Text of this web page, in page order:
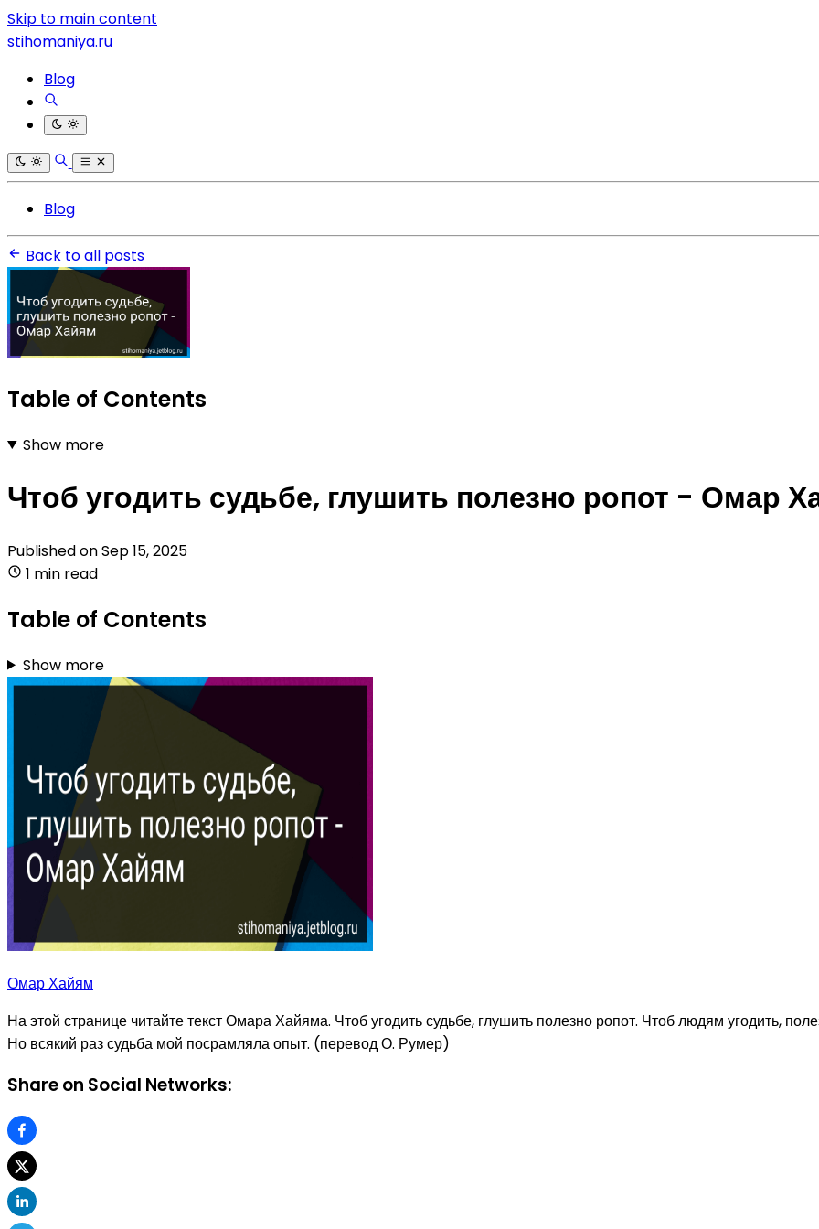
Skip to main content
stihomaniya.ru
Blog
Blog
Back to all posts
Table of Contents
Show more
Чтоб угодить судьбе, глушить полезно ропот - Омар
Published onSep 15, 2025
1 min read
Table of Contents
Show more
Омар Хайям
На этой странице читайте текст Омара Хайяма. Чтоб угодить судьбе, глушить полезно ропот. Чтоб людям угодить,
Но всякий раз судьба мой посрамляла опыт. (перевод О. Румер)
Share on Social Networks: